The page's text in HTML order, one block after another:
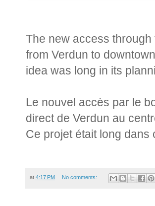
The new access
from Verdun to
idea was long in its
Le nouvel accès par le
direct de Verdun au
Ce projet était long
at 4:17 PM No comments: